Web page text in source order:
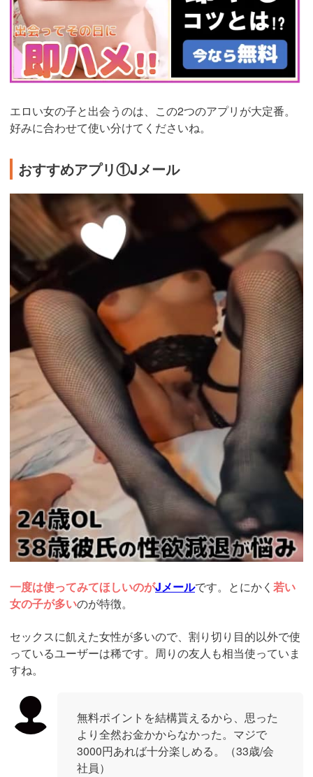
エロい女の子と出会うのは、この2つのアプリが大定番。
好みに合わせて使い分けてくださいね。
おすすめアプリ①Jメール
https://ac.m-
ads.jp/t6d63J515a0bact6/cl/?
bId=48d54Uc6&msid=2999
一度は使ってみてほしいのがJメールです。とにかく 若い
女の子が多いのが特徴。
セックスに飢えた女性が多いので、割り切り目的以外で使
っているユーザーは稀です。周りの友人も相当使っていま
すね。
無料ポイントを結構貰えるから、思った
より全然お金かからなかった。マジで
3000円あれば十分楽しめる。（33歳/会
社員）